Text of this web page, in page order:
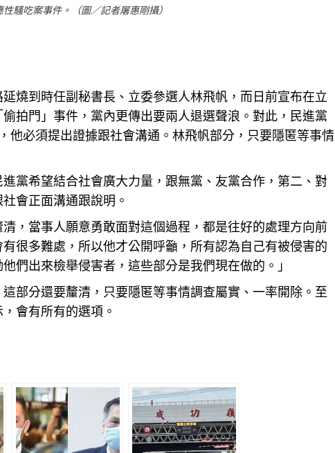
騷吃案事件。（圖／記者屠惠剛攝）
燒到時任副秘書長、立委參選人林飛帆，而日前宣布在立
拍門」事件，黨內更傳出要兩人退選聲浪。對此，民進黨
他必須提出證據跟社會溝通。林飛帆部分，只要隱匿等事情
黨希望結合社會廣大力量，跟無黨、友黨合作，第二、對
會正面溝通跟說明。
，當事人願意勇敢面對這個過程 ，都是往好的處理方向前
很多難處，所以他才公開呼籲，所有認為自己有被侵害的
們出來檢舉侵害者，這些部分是我們現在做的。」
部分還要釐清，只要隱匿等事情調查屬實、一率開除。至
會有所有的選項。